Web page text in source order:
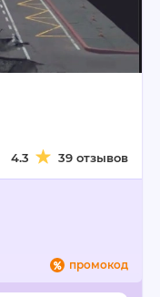
4.3 39 отзывов
промокод